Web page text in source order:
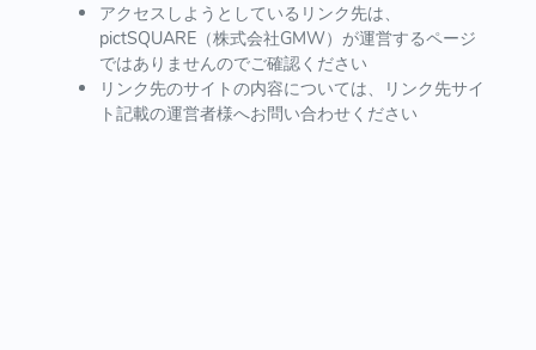
アクセスしようとしているリンク先は、
pictSQUARE（株式会社GMW）が運営するページ
ではありませんのでご確認ください
リンク先のサイトの内容については、リンク先サイ
ト記載の運営者様へお問い合わせください